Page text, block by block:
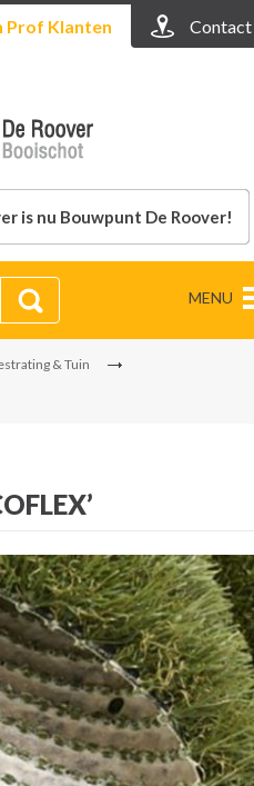
Prof Klanten Contact
is nu Bouwpunt De Roover!
MENU
& Tuin